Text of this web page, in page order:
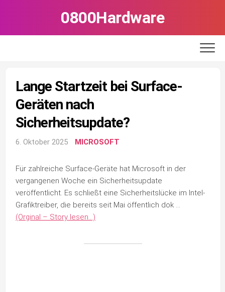
0800Hardware
Lange Startzeit bei Surface-
Geräten nach
Sicherheitsupdate?
6. Oktober 2025 MICROSOFT
Für zahlreiche Surface-Geräte hat Microsoft in der
vergangenen Woche ein Sicherheitsupdate
veröffentlicht. Es schließt eine Sicherheitslücke im Intel-
Grafiktreiber, die bereits seit Mai öffentlich dok …
(Orginal – Story lesen…)